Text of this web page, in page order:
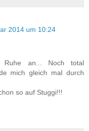
2014 um 10:24
an... Noch total
mich gleich mal durch
so auf Stuggi!!!